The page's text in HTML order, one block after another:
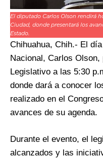
El diputado Carlos Olson rendirá
Ciudad, donde presentará los
Estado.
Chihuahua, Chih.- El
Nacional, Carlos
Legislativo a las 5:30
donde dará a conocer
realizado en el
avances de su agenda.
Durante el evento, el
alcanzados y las